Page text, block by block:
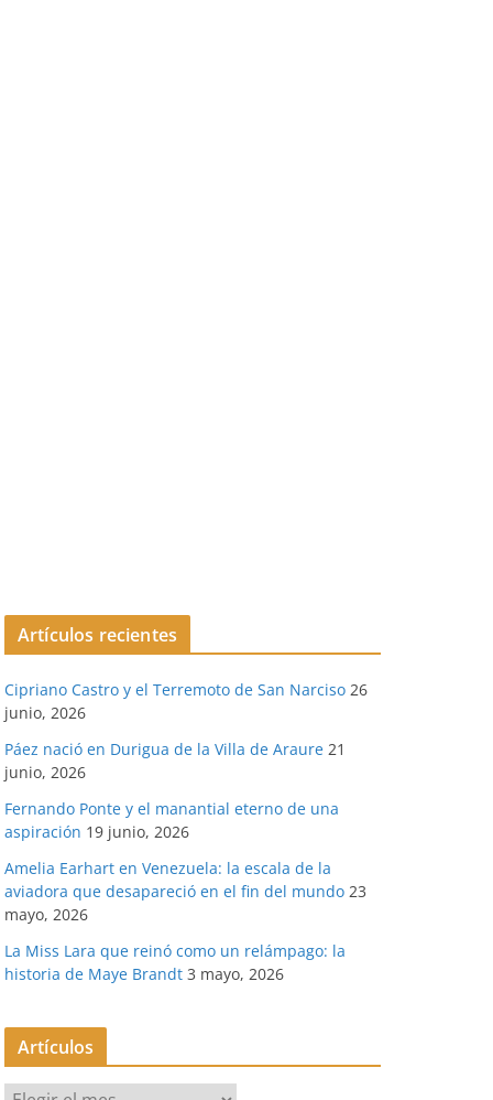
Artículos recientes
Cipriano Castro y el Terremoto de San Narciso 26
junio, 2026
Páez nació en Durigua de la Villa de Araure 21
junio, 2026
Fernando Ponte y el manantial eterno de una
aspiración 19 junio, 2026
Amelia Earhart en Venezuela: la escala de la
aviadora que desapareció en el fin del mundo 23
mayo, 2026
La Miss Lara que reinó como un relámpago: la
historia de Maye Brandt 3 mayo, 2026
Artículos